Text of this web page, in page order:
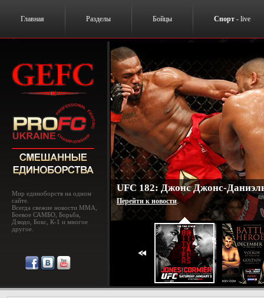
Главная Разделы Бойцы Спорт - live
Мир единоборств на одном
сайте.
Всегда свежие новости MMA,
Боевое САМБО, Борьба,
Дзюдо, Бокс, К-1 и многое
другое.
UFC 182: Джонс Джонс-
Перейти к новости.